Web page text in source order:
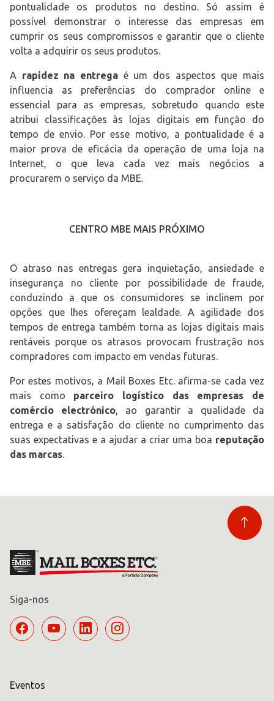
pontualidade os produtos no destino. Só assim é
possível demonstrar o interesse das empresas em
cumprir os seus compromissos e garantir que o cliente
volta a adquirir os seus produtos.
A rapidez na entrega é um dos aspectos que mais
influencia as preferências do comprador online e
essencial para as empresas, sobretudo quando este
atribui classificações às lojas digitais em função do
tempo de envio. Por esse motivo, a pontualidade é a
maior prova de eficácia da operação de uma loja na
Internet, o que leva cada vez mais negócios a
procurarem o serviço da MBE.
CENTRO MBE MAIS PRÓXIMO
O atraso nas entregas gera inquietação, ansiedade e
insegurança no cliente por possibilidade de fraude,
conduzindo a que os consumidores se inclinem por
opções que lhes ofereçam lealdade. A agilidade dos
tempos de entrega também torna as lojas digitais mais
rentáveis porque os atrasos provocam frustração nos
compradores com impacto em vendas futuras.
Por estes motivos, a Mail Boxes Etc. afirma-se cada vez
mais como parceiro logístico das empresas de
comércio electrónico, ao garantir a qualidade da
entrega e a satisfação do cliente no cumprimento das
suas expectativas e a ajudar a criar uma boa reputação
das marcas.
Siga-nos
Eventos